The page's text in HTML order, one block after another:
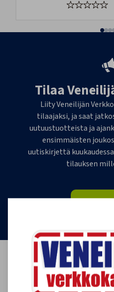
Tilaa
Liity Veneilijän
tilaajaksi, ja saat
uutuustuotteista ja
ensimmäisten
uutiskirjettä
tilauksen